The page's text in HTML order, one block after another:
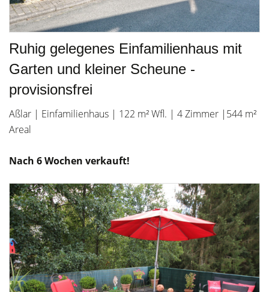
Ruhig gelegenes Einfamilienhaus mit
Garten und kleiner Scheune -
provisionsfrei
Aßlar | Einfamilienhaus | 122 m² Wfl. | 4 Zimmer |544 m²
Areal
Nach 6 Wochen verkauft!